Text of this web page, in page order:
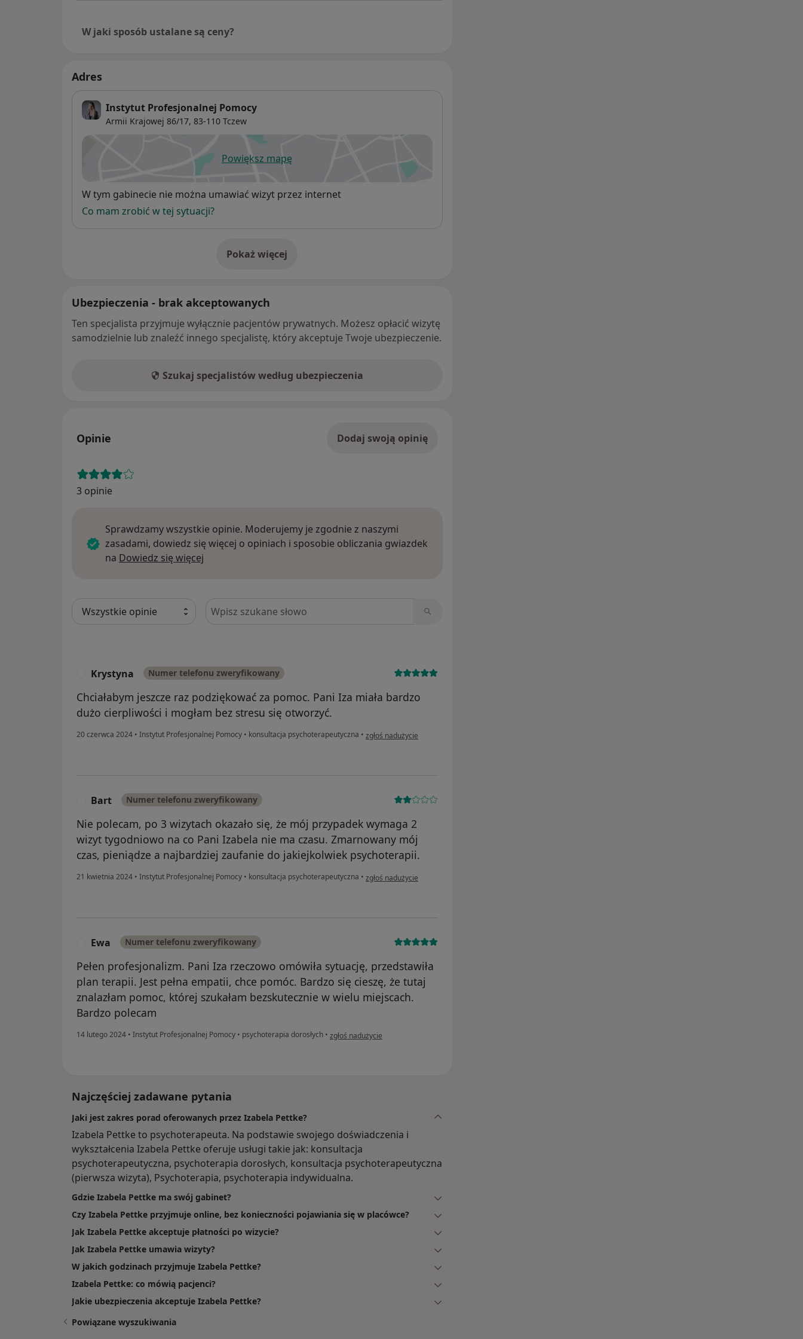
W jaki sposób ustalane są ceny?
Adres
Instytut Profesjonalnej Pomocy
Armii Krajowej 86/17, 83-110 Tczew
Powiększ mapęotwiera się w nowej karcie
Dostępność
W tym gabinecie nie można umawiać wizyt przez internet
Co mam zrobić w tej sytuacji?
Pokaż więcej
o adresie
Ubezpieczenia - brak akceptowanych
Ten specjalista przyjmuje wyłącznie pacjentów prywatnych. Możesz opłacić wizytę
samodzielnie lub znaleźć innego specjalistę, który akceptuje Twoje ubezpieczenie.
Szukaj specjalistów według ubezpieczenia
Opinie Dodaj swoją opinię
3 opinie
Sprawdzamy wszystkie opinie. Moderujemy je zgodnie z naszymi
zasadami, dowiedz się więcej o opiniach i sposobie obliczania gwiazdek
na Dowiedz się więcej
Szukaj w opiniach
Krystyna Numer telefonu zweryfikowany
Chciałabym jeszcze raz podziękować za pomoc. Pani Iza miała bardzo
dużo cierpliwości i mogłam bez stresu się otworzyć.
20 czerwca 2024 • Instytut Profesjonalnej Pomocy • konsultacja psychoterapeutyczna • w opinii użytkownika Krystyna
zgłoś nadużycie
Bart Numer telefonu zweryfikowany
Nie polecam, po 3 wizytach okazało się, że mój przypadek wymaga 2
wizyt tygodniowo na co Pani Izabela nie ma czasu. Zmarnowany mój
czas, pieniądze a najbardziej zaufanie do jakiejkolwiek psychoterapii.
21 kwietnia 2024 • Instytut Profesjonalnej Pomocy • konsultacja psychoterapeutyczna • w opinii użytkownika Bart
zgłoś nadużycie
Ewa Numer telefonu zweryfikowany
Pełen profesjonalizm. Pani Iza rzeczowo omówiła sytuację, przedstawiła
plan terapii. Jest pełna empatii, chce pomóc. Bardzo się cieszę, że tutaj
znalazłam pomoc, której szukałam bezskutecznie w wielu miejscach.
Bardzo polecam
14 lutego 2024 • Instytut Profesjonalnej Pomocy • psychoterapia dorosłych • w opinii użytkownika Ewa
zgłoś nadużycie
Najczęściej zadawane pytania
Jaki jest zakres porad oferowanych przez Izabela Pettke?
Izabela Pettke to psychoterapeuta. Na podstawie swojego doświadczenia i
wykształcenia Izabela Pettke oferuje usługi takie jak: konsultacja
psychoterapeutyczna, psychoterapia dorosłych, konsultacja psychoterapeutyczna
(pierwsza wizyta), Psychoterapia, psychoterapia indywidualna.
Gdzie Izabela Pettke ma swój gabinet?
Czy Izabela Pettke przyjmuje online, bez konieczności pojawiania się w placówce?
Jak Izabela Pettke akceptuje płatności po wizycie?
Jak Izabela Pettke umawia wizyty?
W jakich godzinach przyjmuje Izabela Pettke?
Izabela Pettke: co mówią pacjenci?
Jakie ubezpieczenia akceptuje Izabela Pettke?
Powiązane wyszukiwania